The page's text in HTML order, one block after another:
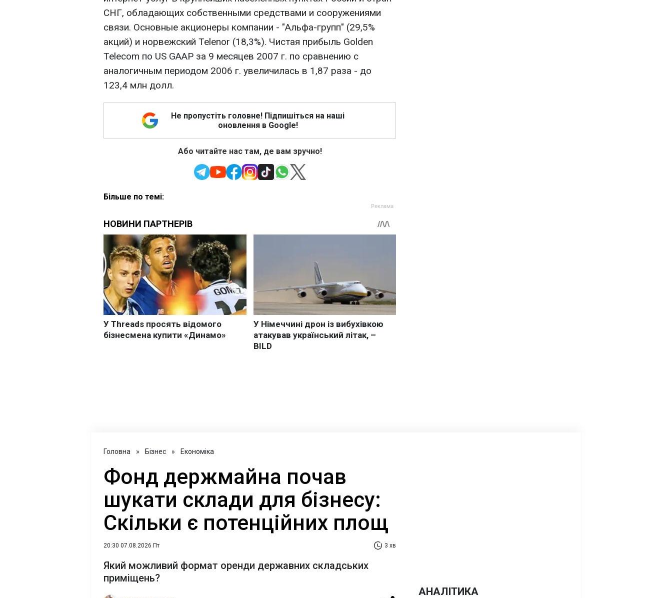
СНГ, обладающих собственными средствами и сооружениями
связи. Основные акционеры компании - "Альфа-групп" (29,5%
акций) и норвежский Telenor (18,3%). Чистая прибыль Golden
Telecom по US GAAP за 9 месяцев 2007 г. по сравнению с
аналогичным периодом 2006 г. увеличилась в 1,87 раза - до
123,4 млн долл.
Не пропустіть головне! Підпишіться на наші
оновлення в Google!
Або читайте нас там, де вам зручно!
Більше по темі:
Головна » Бізнес » Економіка
Фонд держмайна почав
шукати склади для бізнесу:
Скільки є потенційних площ
20:30 07.08.2026 Пт 3 хв
Який можливий формат оренди державних складських
приміщень?
АНАЛІТИКА